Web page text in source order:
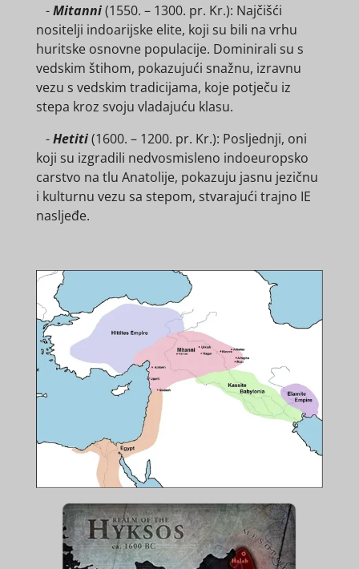
-Mitanni(1550. – 1300. pr. Kr.): Najčišći
nositelji indoarijske elite, koji su bili na vrhu
huritske osnovne populacije. Dominirali su s
vedskim štihom, pokazujući snažnu, izravnu
vezu s vedskim tradicijama, koje potječu iz
stepa kroz svoju vladajuću klasu.
-Hetiti(1600. – 1200. pr. Kr.): Posljednji, oni
koji su izgradili nedvosmisleno indoeuropsko
carstvo na tlu Anatolije, pokazuju jasnu jezičnu
i kulturnu vezu sa stepom, stvarajući trajno IE
nasljeđe.